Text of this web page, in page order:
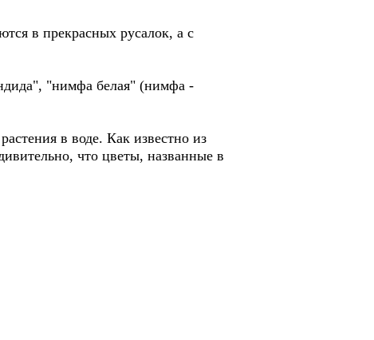
в прекрасных русалок, а с
"нимфа белая" (нимфа -
в воде. Как известно из
что цветы, названные в